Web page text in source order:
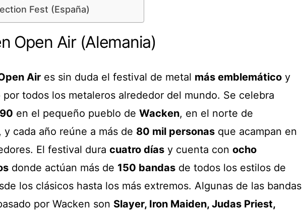
Fest (España)
Open Air (Alemania)
Air es sin duda el festival de metal más emblemático y
por todos los metaleros alrededor del mundo. Se celebra
en el pequeño pueblo de Wacken, en el norte de
y cada año reúne a más de 80 mil personas que acampan en
El festival dura cuatro días y cuenta con ocho
donde actúan más de 150 bandas de todos los estilos de
los clásicos hasta los más extremos. Algunas de las bandas
por Wacken son Slayer, Iron Maiden, Judas Priest,